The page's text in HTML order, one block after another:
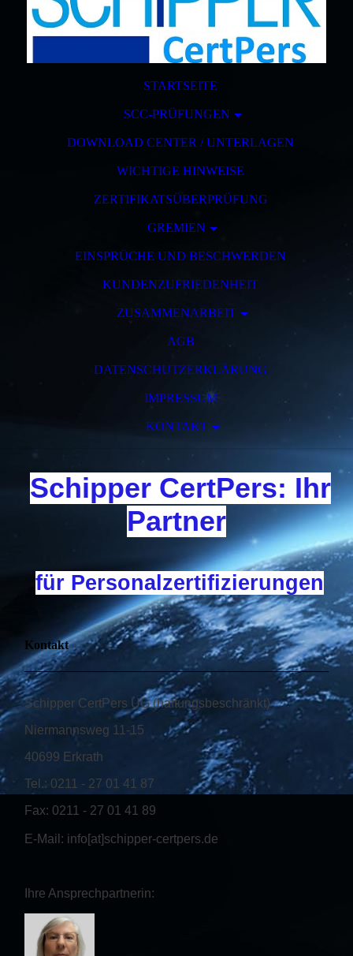
STARTSEITE
SCC-PRÜFUNGEN
DOWNLOAD CENTER / UNTERLAGEN
WICHTIGE HINWEISE
ZERTIFIKATSÜBERPRÜFUNG
GREMIEN
EINSPRÜCHE UND BESCHWERDEN
KUNDENZUFRIEDENHEIT
ZUSAMMENARBEIT
AGB
DATENSCHUTZERKLÄRUNG
IMPRESSUM
KONTAKT
Schipper CertPers: Ihr
Partner
für Personalzertifizierungen
Kontakt
Schipper CertPers UG (haftungsbeschränkt)
Niermannsweg 11-15
40699 Erkrath
Tel.: 0211 - 27 01 41 87
Fax: 0211 - 27 01 41 89
E-Mail: info[at]schipper-certpers.de
Ihre Ansprechpartnerin: